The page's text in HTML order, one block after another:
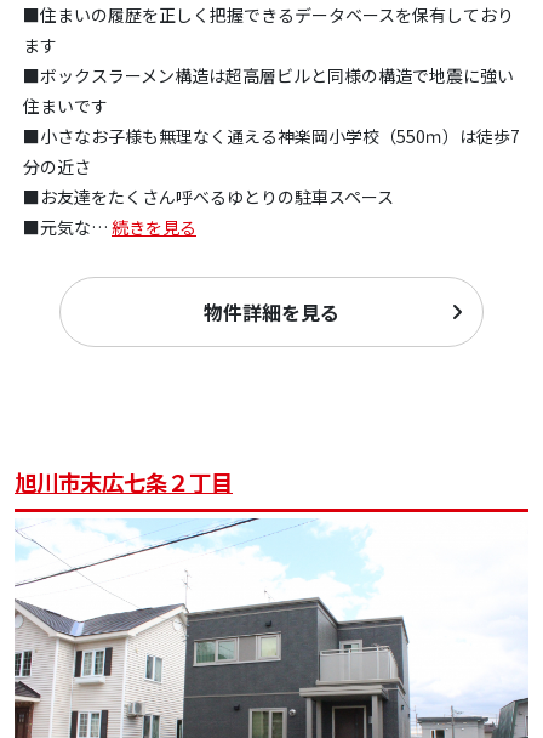
■住まいの履歴を正しく把握できるデータベースを保有しており
ます
■ボックスラーメン構造は超高層ビルと同様の構造で地震に強い
住まいです
■小さなお子様も無理なく通える神楽岡小学校（550ｍ）は徒歩7
分の近さ
■お友達をたくさん呼べるゆとりの駐車スペース
■元気な… 続きを見る
物件詳細を見る
旭川市末広七条２丁目